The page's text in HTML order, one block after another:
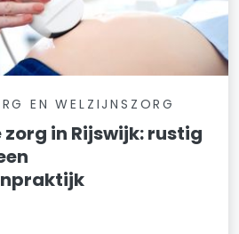
EN WELZIJNSZORG
in Rijswijk: rustig